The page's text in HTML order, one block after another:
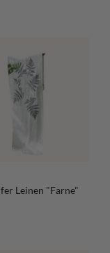
Leinen "Farne"